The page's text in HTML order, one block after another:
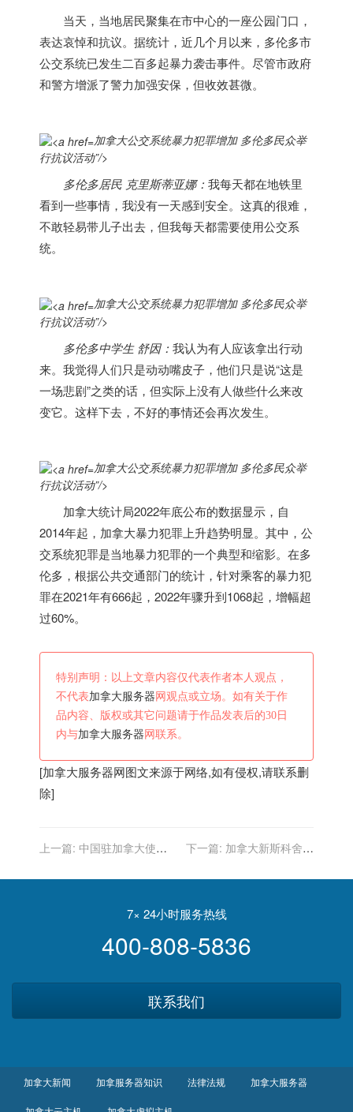
当天，当地居民聚集在市中心的一座公园门口，
表达哀悼和抗议。据统计，近几个月以来，多伦多市
公交系统已发生二百多起暴力袭击事件。尽管市政府
和警方增派了警力加强安保，但收效甚微。
加拿大公交系统暴力犯罪增加 多伦多民众举
行抗议活动”/>
多伦多居民 克里斯蒂亚娜： 我每天都在地铁里
看到一些事情，我没有一天感到安全。这真的很难，
不敢轻易带儿子出去，但我每天都需要使用公交系
统。
加拿大公交系统暴力犯罪增加 多伦多民众举
行抗议活动”/>
多伦多中学生 舒因： 我认为有人应该拿出行动
来。我觉得人们只是动动嘴皮子，他们只是说“这是
一场悲剧”之类的话，但实际上没有人做些什么来改
变它。这样下去，不好的事情还会再次发生。
加拿大公交系统暴力犯罪增加 多伦多民众举
行抗议活动”/>
加拿大统计局2022年底公布的数据显示，自
2014年起， 加拿大暴力犯罪上升趋势明显。其中，公
交系统犯罪是当地暴力犯罪的一个典型和缩影。在多
伦多，根据公共交通部门的统计，针对乘客的暴力犯
罪在2021年有666起，2022年骤升到1068起，增幅超
过60%。
特别声明：以上文章内容仅代表作者本人观点，
不代表加拿大服务器 网观点或立场。如有关于作
品内容、版权或其它问题请于作品发表后的30日
内与加拿大服务器 网联系。
[加拿大服务器网图文来源于网络,如有侵权,请联系删
除]
上一篇: 中国驻加拿大使馆
然挑衅
下一篇: 加拿大新斯科舍省
告认定警方存在失职
7× 24小时服务热线
400-808-5836
联系我们
加拿大新闻 加拿服务器知识 法律法规 加拿大服务器